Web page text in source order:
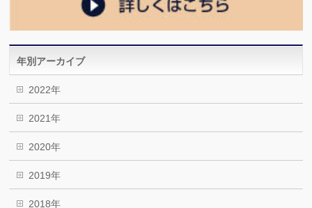
年別アーカイブ
2022年
2021年
2020年
2019年
2018年